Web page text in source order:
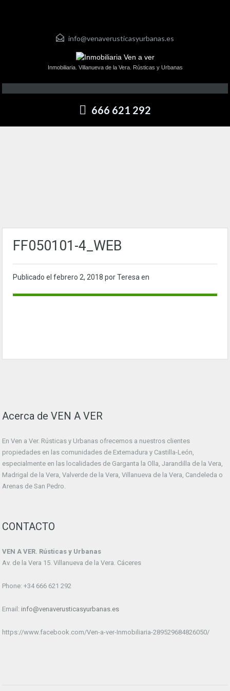
info@venaverusticasyurbanas.es
Inmobiliaria. Villanueva de la Vera. Rústicas y Urbanas
666 621 292
FF050101-4_WEB
Publicado el febrero 2, 2018 por Teresa en
Acerca de VEN A VER
En Ven a Ver. Rústicas y Urbanas ofrecemos a nuestros clientes
propiedades en las comunidades de Extemadura y Castilla-León,
especialmente en las localidades de Garganta la Olla, Jarandilla de la Vera,
Madrigal de la Vera, Valverde de la Vera, Villanueva de la Vera, Candeleda o
Arenas de San Pedro.
CONTACTO
VEN A VER. Rústicas y Urbanas
Av. de la Vera 15. Villanueva de la Vera. Cáceres
Phone: +34 666 621 292
Email: info@venaverusticasyurbanas.es
https://www.facebook.com/Ven-a-ver-Inmobiliaria-289529684826050/